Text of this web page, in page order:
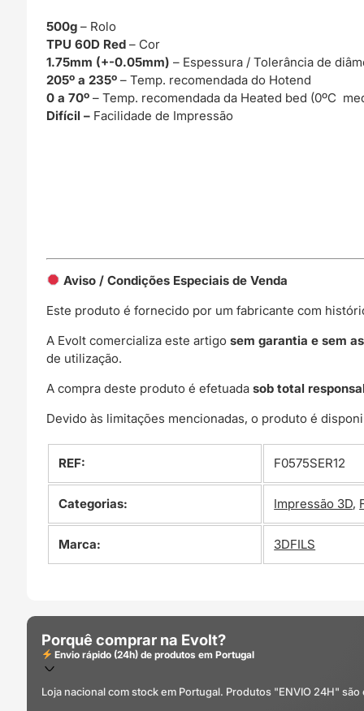
500g – Rolo
TPU 60D Red– Cor
1.75mm (+-0.05mm)– Espessura / Tolerância de
205º a 235º– Temp. recomendada do Hotend
0 a 70º– Temp. recomendada da Heated bed (0ºC
Difícil – Facilidade de Impressão
Aviso / Condições Especiais de Venda
Este produto é fornecido por um fabricante com
A Evolt comercializa este artigosem garantia e sem
de utilização.
A compra deste produto é efetuadasob total
Devido às limitações mencionadas, o produto é
REF: F0575SER12
Categorias: Impressão 3D,
Marca: 3DFILS
Porquê comprar na Evolt?
Envio rápido (24h) de produtos em Portugal
Loja nacional com stock em Portugal. Produtos "ENVIO 24H"